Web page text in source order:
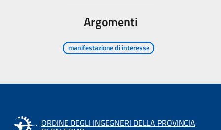
Argomenti
manifestazione di interesse
ORDINE DEGLI INGEGNERI DELLA PROVINCIA